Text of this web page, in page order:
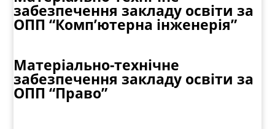
забезпечення закладу освіти за
ОПП “Комп’ютерна інженерія”
Матеріально-технічне
забезпечення закладу освіти за
ОПП “Право”